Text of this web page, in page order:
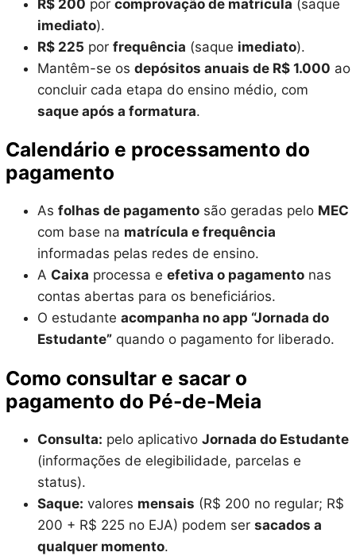
R$ 200 por comprovação de matrícula (saque
imediato).
R$ 225 por frequência (saque imediato).
Mantêm-se os depósitos anuais de R$ 1.000 ao
concluir cada etapa do ensino médio, com
saque após a formatura.
Calendário e processamento do
pagamento
As folhas de pagamentosão geradas pelo MEC
com base na matrícula e frequência
informadas pelas redes de ensino.
A Caixa processa e efetiva o pagamentonas
contas abertas para os beneficiários.
O estudante acompanha no app “Jornada do
Estudante”quando o pagamento for liberado.
Como consultar e sacar o
pagamento do Pé-de-Meia
Consulta: pelo aplicativo Jornada do Estudante
(informações de elegibilidade, parcelas e
status).
Saque: valores mensais (R$ 200 no regular; R$
200 + R$ 225 no EJA) podem ser sacados a
qualquer momento.